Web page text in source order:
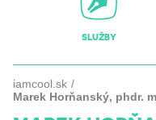
SLUŽBY
iamcool.sk
Marek Horňanský, phdr.